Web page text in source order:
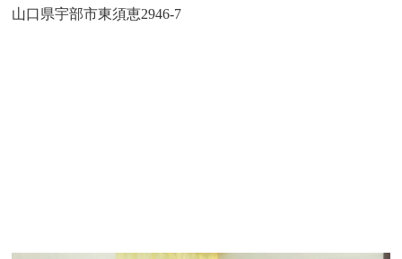
山口県宇部市東須恵2946-7